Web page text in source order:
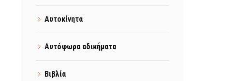
Αυτοκίνητα
Αυτόφωρα αδικήματα
Βιβλία